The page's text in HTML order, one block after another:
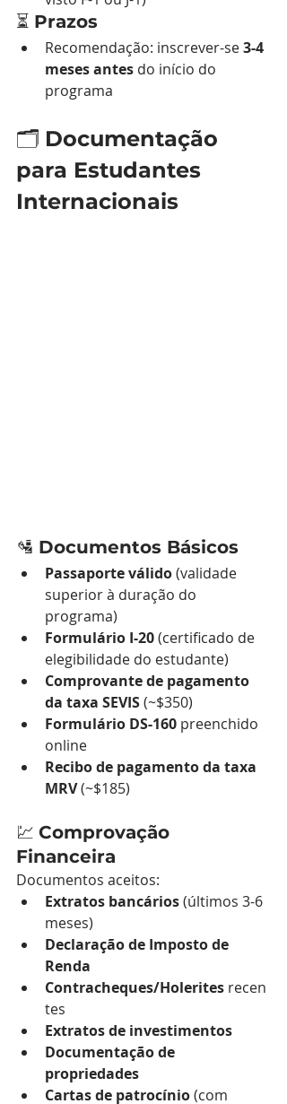
⏳ Prazos
Recomendação: inscrever-se 3-4
meses antes do início do
programa
🗂️ Documentação
para Estudantes
Internacionais
🛂 Documentos Básicos
Passaporte válido (validade
superior à duração do
programa)
Formulário I-20 (certificado de
elegibilidade do estudante)
Comprovante de pagamento
da taxa SEVIS (~$350)
Formulário DS-160 preenchido
online
Recibo de pagamento da taxa
MRV (~$185)
💹 Comprovação
Financeira
Documentos aceitos:
Extratos bancários (últimos 3-6
meses)
Declaração de Imposto de
Renda
Contracheques/Holerites recen
tes
Extratos de investimentos
Documentação de
propriedades
Cartas de patrocínio (com